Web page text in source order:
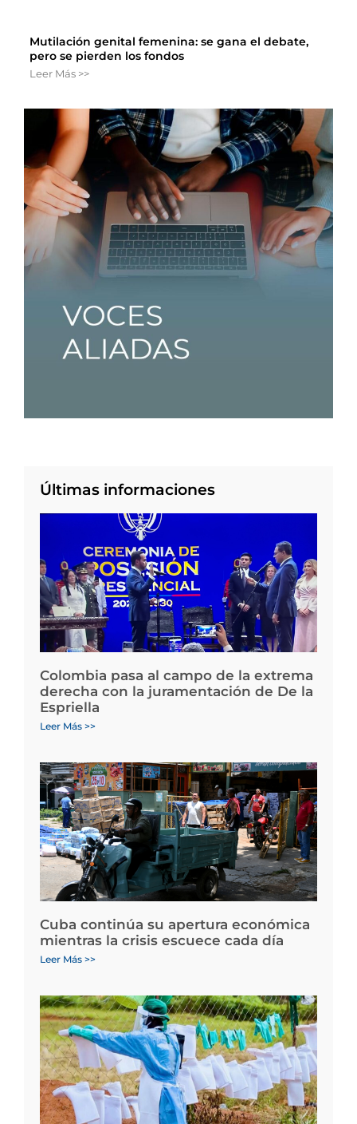
Mutilación genital femenina: se gana el debate,
pero se pierden los fondos
Leer Más >>
Últimas informaciones
Colombia pasa al campo de la extrema
derecha con la juramentación de De la
Espriella
Leer Más >>
Cuba continúa su apertura económica
mientras la crisis escuece cada día
Leer Más >>